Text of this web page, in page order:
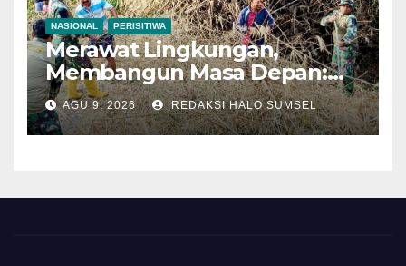
NASIONAL PERISITIWA
Merawat Lingkungan,
Membangun Masa Depan:
Satgas TMMD 129
Bojonegoro dan Warga
Bersih-Bersih Sungai
AGU 9, 2026 REDAKSI HALO SUMSEL